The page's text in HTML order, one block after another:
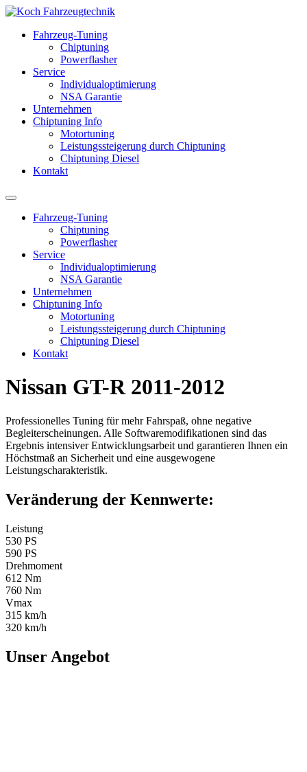
Fahrzeug-Tuning
Chiptuning
Powerflasher
Service
Individualoptimierung
NSA Garantie
Unternehmen
Chiptuning Info
Motortuning
Leistungssteigerung durch Chiptuning
Chiptuning Diesel
Kontakt
Fahrzeug-Tuning
Chiptuning
Powerflasher
Service
Individualoptimierung
NSA Garantie
Unternehmen
Chiptuning Info
Motortuning
Leistungssteigerung durch Chiptuning
Chiptuning Diesel
Kontakt
Nissan GT-R 2011-2012
Professionelles Tuning für mehr Fahrspaß, ohne negative
Begleiterscheinungen. Alle Softwaremodifikationen sind das
Ergebnis intensiver Entwicklungsarbeit und garantieren Ihnen ein
Höchstmaß an Sicherheit und eine ausgewogene
Leistungscharakteristik.
Veränderung der Kennwerte:
Leistung
530 PS
590 PS
Drehmoment
612 Nm
760 Nm
Vmax
315 km/h
320 km/h
Unser Angebot